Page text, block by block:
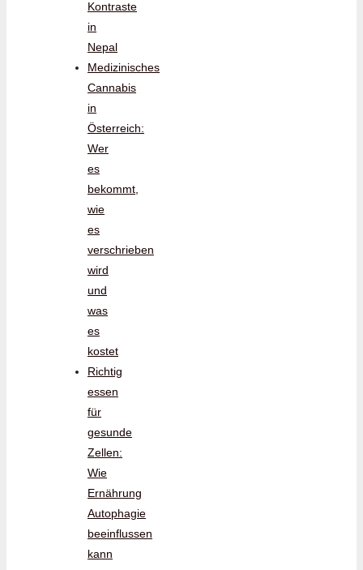
Kontraste
in
Nepal
Medizinisches
Cannabis
in
Österreich:
Wer
es
bekommt,
wie
es
verschrieben
wird
und
was
es
kostet
Richtig
essen
für
gesunde
Zellen:
Wie
Ernährung
Autophagie
beeinflussen
kann